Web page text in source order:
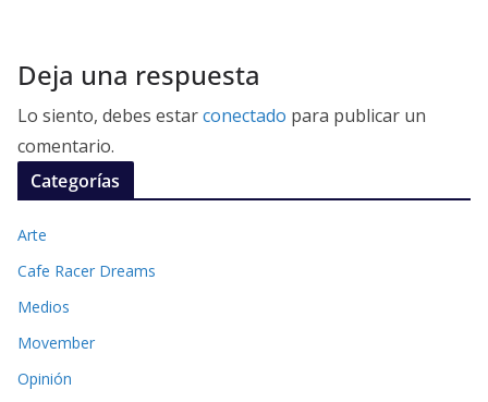
Deja una respuesta
Lo siento, debes estarconectado para publicar un
comentario.
Categorías
Arte
Cafe Racer Dreams
Medios
Movember
Opinión